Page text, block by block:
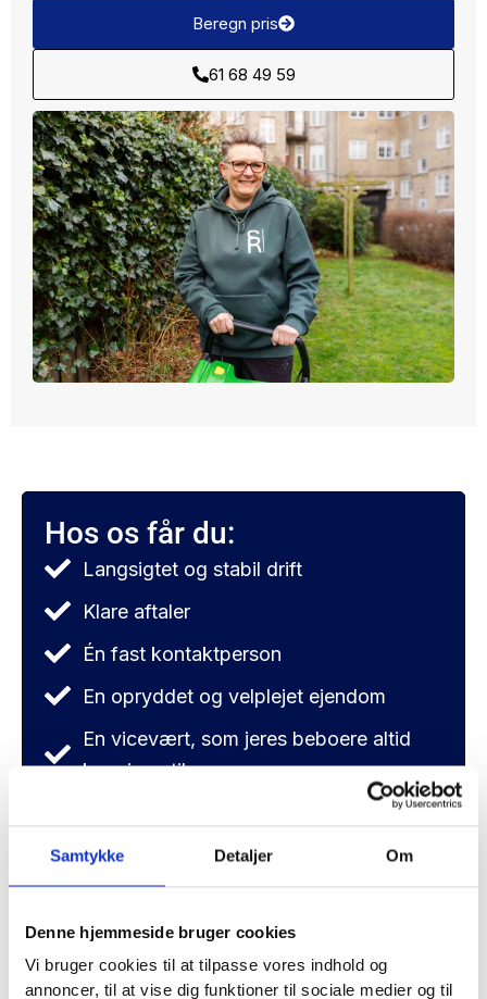
Samtykke Detaljer Om
Denne hjemmeside bruger cookies
Vi bruger cookies til at tilpasse vores indhold og
annoncer, til at vise dig funktioner til sociale medier og til
Beregn pris
61 68 49 59
Hos os får du:
Langsigtet og stabil drift
Klare aftaler
Én fast kontaktperson
En opryddet og velplejet ejendom
En vicevært, som jeres beboere altid
kan ringe til